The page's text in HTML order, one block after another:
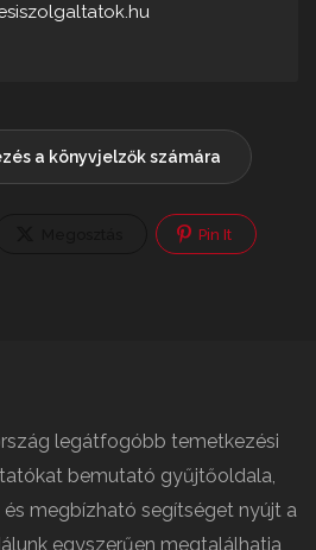
a könyvjelzők számára
Pin It
legátfogóbb temetkezési
bemutató gyűjtőoldala,
megbízható segítséget nyújt a
egyszerűen megtalálhatja